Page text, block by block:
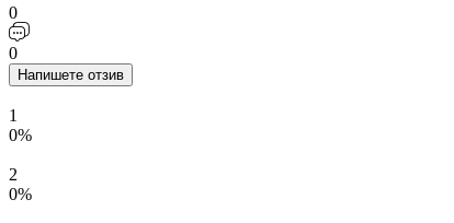
0
0
Напишете отзив
1
0%
2
0%